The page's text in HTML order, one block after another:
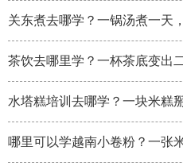
关东煮去哪学？一锅汤煮一天
茶饮去哪里学？一杯茶底变出
水塔糕培训去哪学？一块米糕
哪里可以学越南小卷粉？一张